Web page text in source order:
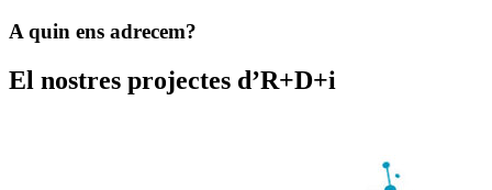
A quin ens adrecem?
El nostres projectes d’R+D+i